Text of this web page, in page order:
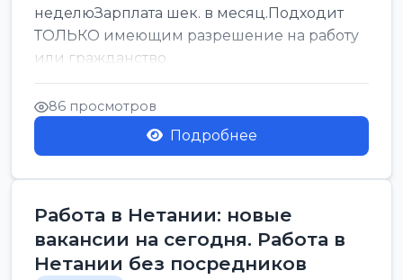
неделюЗарплата шек. в месяц.Подходит
ТОЛЬКО имеющим разрешение на работу
или гражданство
86 просмотров
Подробнее
Работа в Нетании: новые
вакансии на сегодня. Работа в
Нетании без посредников